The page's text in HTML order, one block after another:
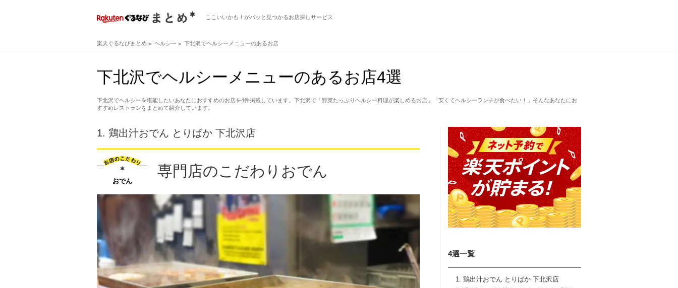
ここいいかも！がパッと見つかるお店探しサービス
楽天ぐるなびまとめ ヘルシー 下北沢でヘルシーメニューのあるお店
下北沢でヘルシーメニューのあるお店4選
下北沢でヘルシーを堪能したいあなたにおすすめのお店を4件掲載しています。下北沢で「野菜たっぷりヘルシー料理が楽しめるお店」「安くてヘルシーランチが食べたい！」そんなあなたにお
すすめレストランをまとめて紹介しています。
4選一覧
鶏出汁おでん とりばか 下北沢店
1. 鶏出汁おでん とりばか 下北沢店
おでん
専門店のこだわりおでん